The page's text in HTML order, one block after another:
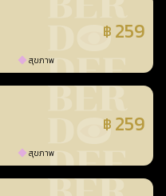
฿ 259
สุขภาพ
฿ 259
สุขภาพ